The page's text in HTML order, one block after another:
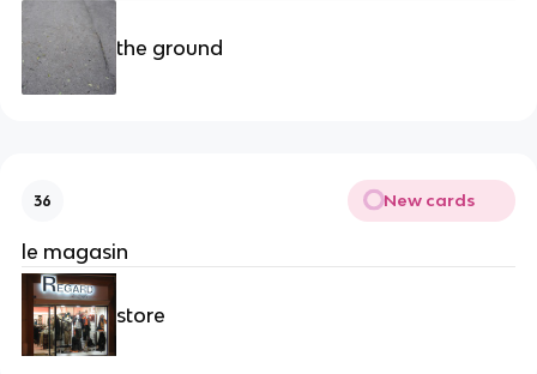
the ground
36 New cards
le magasin
store